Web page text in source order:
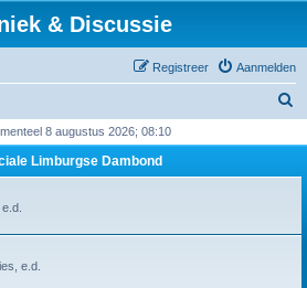
& Discussie
Aanmelden
Registreer
k
8 augustus 2026; 08:10
Limburgse Dambond
e.d.